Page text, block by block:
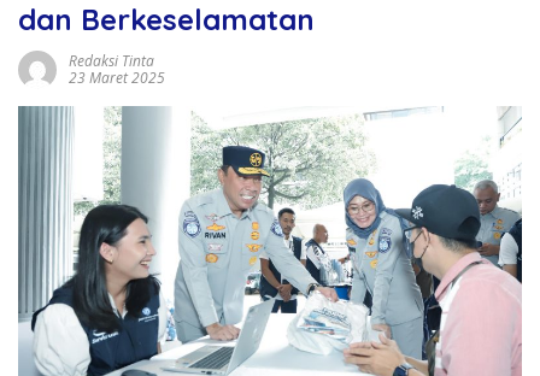
dan Berkeselamatan
Redaksi Tinta
23 Maret 2025